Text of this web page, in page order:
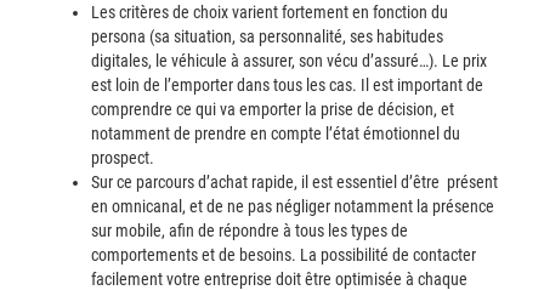
Les critères de choix varient fortement en fonction du
persona (sa situation, sa personnalité, ses habitudes
digitales, le véhicule à assurer, son vécu d’assuré…). Le prix
est loin de l’emporter dans tous les cas. Il est important de
comprendre ce qui va emporter la prise de décision, et
notamment de prendre en compte l’état émotionnel du
prospect.
Sur ce parcours d’achat rapide, il est essentiel d’être présent
en omnicanal, et de ne pas négliger notamment la présence
sur mobile, afin de répondre à tous les types de
comportements et de besoins. La possibilité de contacter
facilement votre entreprise doit être optimisée à chaque